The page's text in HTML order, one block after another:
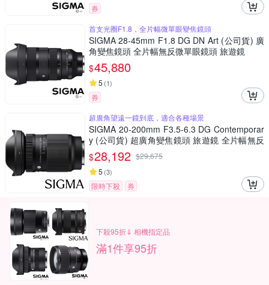
券
首支光圈F1.8，全片幅微單眼變焦鏡頭
SIGMA 28-45mm F1.8 DG DN Art (公司貨) 廣
角變焦鏡頭 全片幅無反微單眼鏡頭 旅遊鏡
$45,880
5 (1)
券
超廣角望遠一鏡到底，適合各種場景
SIGMA 20-200mm F3.5-6.3 DG Contemporar
y (公司貨) 超廣角變焦鏡頭 旅遊鏡 全片幅無反
微單眼鏡頭
$28,192 $29,675
5 (3)
限時下殺 券
下殺95折⇓ 相機指定品
滿1件享95折